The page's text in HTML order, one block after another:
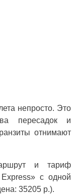
непросто. Это
пересадок и
отнимают
и тариф
с одной
35205 р.).